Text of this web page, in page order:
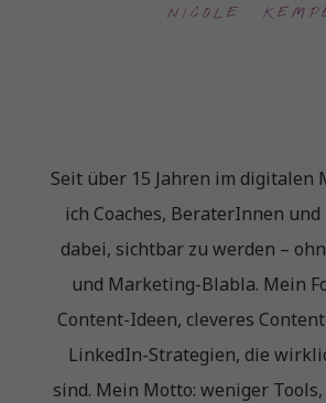
NICOLE
Seit über 15 Jahren im digitalen
ich Coaches, BeraterInnen
dabei, sichtbar zu werden –
und Marketing-Blabla. Mein
Content-Ideen, cleveres
LinkedIn-Strategien, die
sind. Mein Motto: weniger